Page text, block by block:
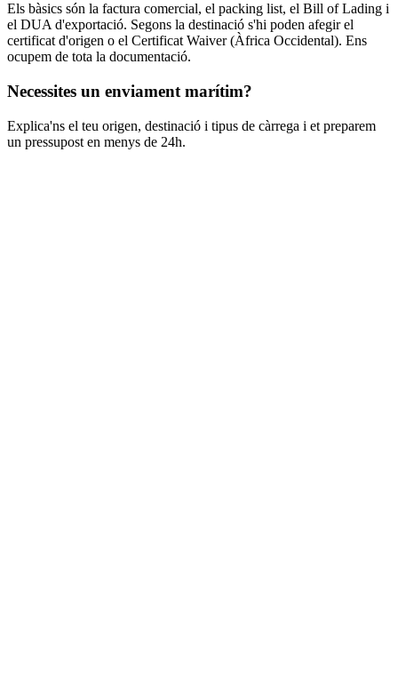
Els bàsics són la factura comercial, el packing list, el Bill of Lading i
el DUA d'exportació. Segons la destinació s'hi poden afegir el
certificat d'origen o el Certificat Waiver (Àfrica Occidental). Ens
ocupem de tota la documentació.
Necessites un enviament marítim?
Explica'ns el teu origen, destinació i tipus de càrrega i et preparem
un pressupost en menys de 24h.